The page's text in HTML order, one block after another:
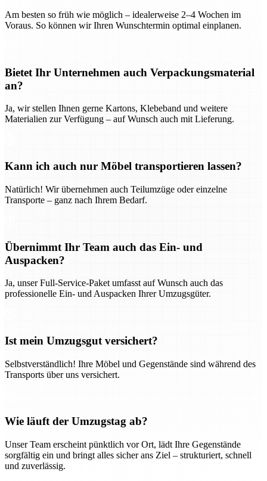
Am besten so früh wie möglich – idealerweise 2–4 Wochen im
Voraus. So können wir Ihren Wunschtermin optimal einplanen.
Bietet Ihr Unternehmen auch Verpackungsmaterial
an?
Ja, wir stellen Ihnen gerne Kartons, Klebeband und weitere
Materialien zur Verfügung – auf Wunsch auch mit Lieferung.
Kann ich auch nur Möbel transportieren lassen?
Natürlich! Wir übernehmen auch Teilumzüge oder einzelne
Transporte – ganz nach Ihrem Bedarf.
Übernimmt Ihr Team auch das Ein- und
Auspacken?
Ja, unser Full-Service-Paket umfasst auf Wunsch auch das
professionelle Ein- und Auspacken Ihrer Umzugsgüter.
Ist mein Umzugsgut versichert?
Selbstverständlich! Ihre Möbel und Gegenstände sind während des
Transports über uns versichert.
Wie läuft der Umzugstag ab?
Unser Team erscheint pünktlich vor Ort, lädt Ihre Gegenstände
sorgfältig ein und bringt alles sicher ans Ziel – strukturiert, schnell
und zuverlässig.